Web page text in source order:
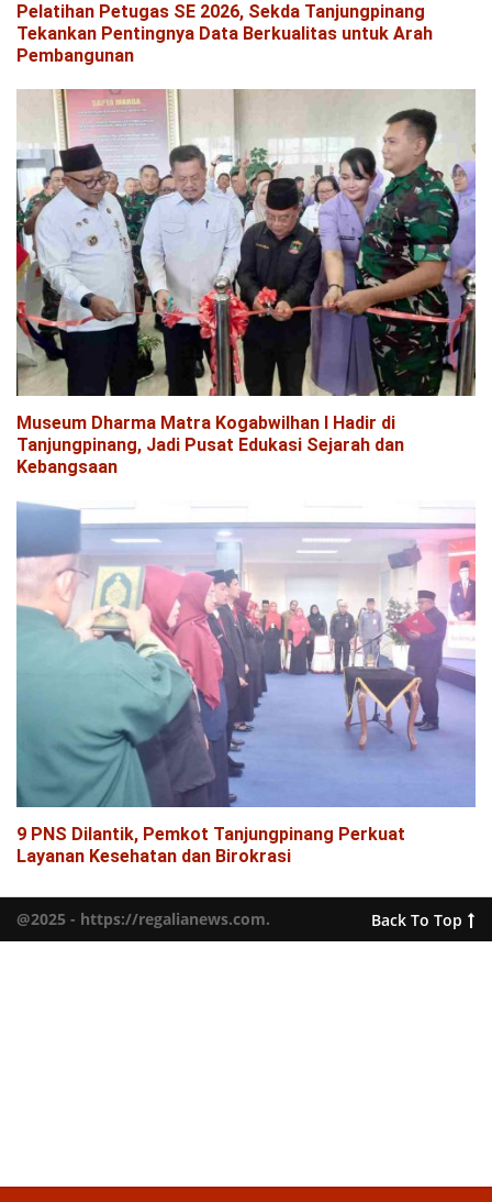
Pelatihan Petugas SE 2026, Sekda Tanjungpinang
Tekankan Pentingnya Data Berkualitas untuk Arah
Pembangunan
Museum Dharma Matra Kogabwilhan I Hadir di
Tanjungpinang, Jadi Pusat Edukasi Sejarah dan
Kebangsaan
9 PNS Dilantik, Pemkot Tanjungpinang Perkuat
Layanan Kesehatan dan Birokrasi
@2025 - https://regalianews.com. Back To Top